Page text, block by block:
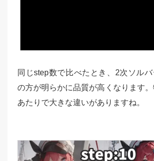
同じstep数で比べたとき、2次ソル
の方が明らかに品質が高くなります
あたりで大きな違いがありますね。